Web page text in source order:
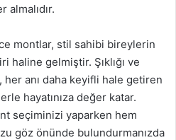
almalıdır.
montlar, stil sahibi bireylerin
haline gelmiştir. Şıklığı ve
her anı daha keyifli hale getiren
hayatınıza değer katar.
seçiminizi yaparken hem
göz önünde bulundurmanızda